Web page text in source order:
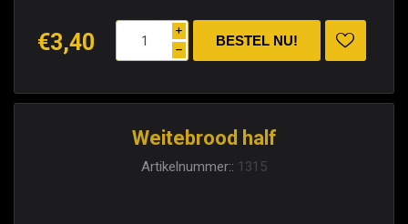
€3,40 i
h
Weitebrood half
Artikelnummer:: 1315